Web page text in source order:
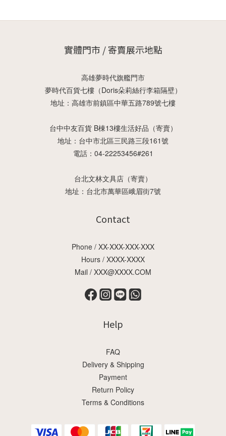
實體門市 / 寄賣展示地點
高雄夢時代旗艦門市
夢時代百貨七樓（Doris朵莉絲行李箱隔壁）
地址：高雄市前鎮區中華五路789號七樓
台中中友百貨 B棟13樓生活好品（寄賣）
地址：台中市北區三民路三段161號
電話：04-22253456#261
台北文林文具店（寄賣）
地址：台北市萬華區峨眉街7號
Contact
Phone / XX-XXX-XXX-XXX
Hours / XXXX-XXXX
Mail / XXX@XXXX.COM
Help
FAQ
Delivery & Shipping
Payment
Return Policy
Terms & Conditions